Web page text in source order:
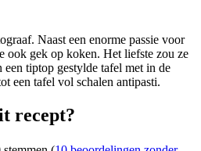
Naast een enorme passie voor
ook gek op koken. Het liefste zou ze
tiptop gestylde tafel met in de
een tafel vol schalen antipasti.
recept?